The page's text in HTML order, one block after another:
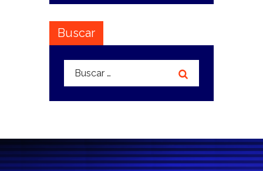
Buscar
Buscar: